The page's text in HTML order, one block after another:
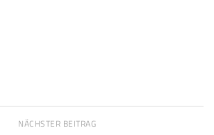
NÄCHSTER BEITRAG